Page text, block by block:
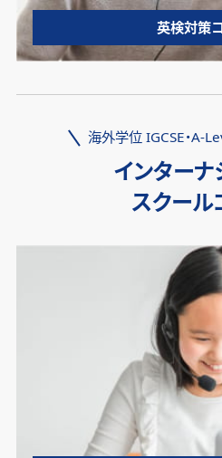
英検対策
海外学位 IGCSE・A-
インターナ
スクール